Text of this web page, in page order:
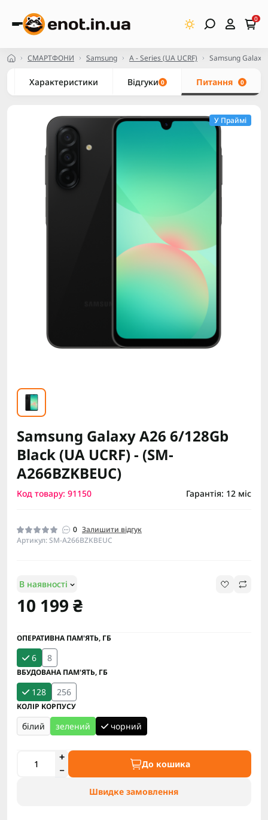
0
СМАРТФОНИ Samsung A - Series (UA UCRF) Samsung Galaxy
Характеристики Відгуки 0 Питання 0
У Праймі
Samsung Galaxy A26 6/128Gb
Black (UA UCRF) - (SM-
A266BZKBEUC)
Код товару: 91150 Гарантія: 12 міс
0 Залишити відгук
Артикул: SM-A266BZKBEUC
В наявності
10 199 ₴
ОПЕРАТИВНА ПАМ'ЯТЬ, ГБ
6 8
ВБУДОВАНА ПАМ'ЯТЬ, ГБ
128 256
КОЛІР КОРПУСУ
білий зелений чорний
До кошика
Швидке замовлення